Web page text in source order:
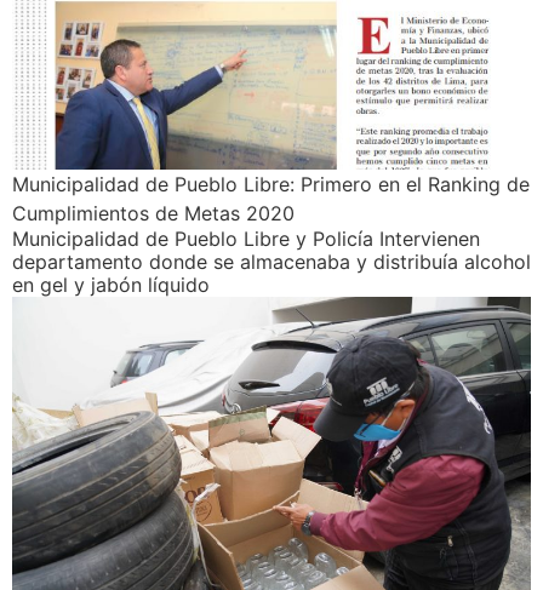
Municipalidad de Pueblo Libre: Primero en el Ranking de
Cumplimientos de Metas 2020
Municipalidad de Pueblo Libre y Policía Intervienen
departamento donde se almacenaba y distribuía alcohol
en gel y jabón líquido